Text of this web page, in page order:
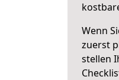
Wenn
zuerst
stellen